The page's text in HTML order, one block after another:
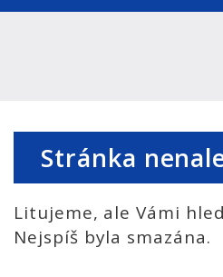
Stránka
Litujeme, ale Vámi
Nejspíš byla smazána.